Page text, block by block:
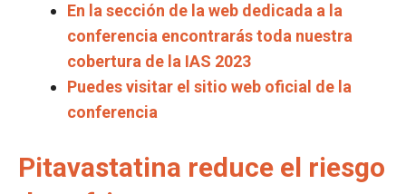
En la sección de la web dedicada a la
conferencia encontrarás toda nuestra
cobertura de la IAS 2023
Puedes visitar el sitio web oficial de la
conferencia
Pitavastatina reduce el riesgo